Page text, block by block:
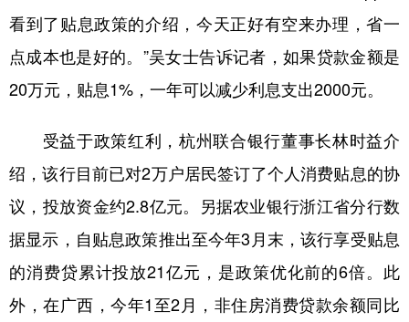
看到了贴息政策的介绍，今天正好有空来办理，省一
点成本也是好的。”吴女士告诉记者，如果贷款金额是
20万元，贴息1%，一年可以减少利息支出2000元。
受益于政策红利，杭州联合银行董事长林时益介
绍，该行目前已对2万户居民签订了个人消费贴息的协
议，投放资金约2.8亿元。另据农业银行浙江省分行数
据显示，自贴息政策推出至今年3月末，该行享受贴息
的消费贷累计投放21亿元，是政策优化前的6倍。此
外，在广西，今年1至2月，非住房消费贷款余额同比